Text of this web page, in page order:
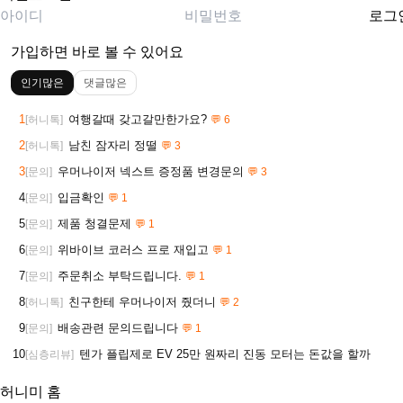
로그
가입하면 바로 볼 수 있어요
인기많은 댓글많은
1[허니톡] 여행갈때 갖고갈만한가요? 💬 6
2[허니톡] 남친 잠자리 정떨 💬 3
3[문의] 우머나이저 넥스트 증정품 변경문의 💬 3
4[문의] 입금확인 💬 1
5[문의] 제품 청결문제 💬 1
6[문의] 위바이브 코러스 프로 재입고 💬 1
7[문의] 주문취소 부탁드립니다. 💬 1
8[허니톡] 친구한테 우머나이저 줬더니 💬 2
9[문의] 배송관련 문의드립니다 💬 1
10[심층리뷰] 텐가 플립제로 EV 25만 원짜리 진동 모터는 돈값을 할까
허니미 홈